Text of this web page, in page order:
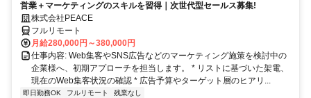
営業＋マーケティングのスキルを習得｜次世代型セールス募集!
株式会社PEACE
フルリモート
月給280,000円～380,000円
仕事内容: Web集客やSNS広告などのマーケティング施策を検討中の
企業様へ、初期アプローチを担当します。 * リストに基づいた架電、
現在のWeb集客状況の確認 * 広告予算やターゲット層のヒアリ...
即日勤務OK フルリモート 残業なし